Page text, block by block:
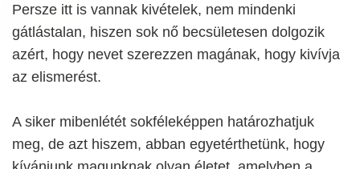
Persze itt is vannak kivételek, nem mindenki
gátlástalan, hiszen sok nő becsületesen dolgozik
azért, hogy nevet szerezzen magának, hogy kivívja
az elismerést.
A siker mibenlétét sokféleképpen határozhatjuk
meg, de azt hiszem, abban egyetérthetünk, hogy